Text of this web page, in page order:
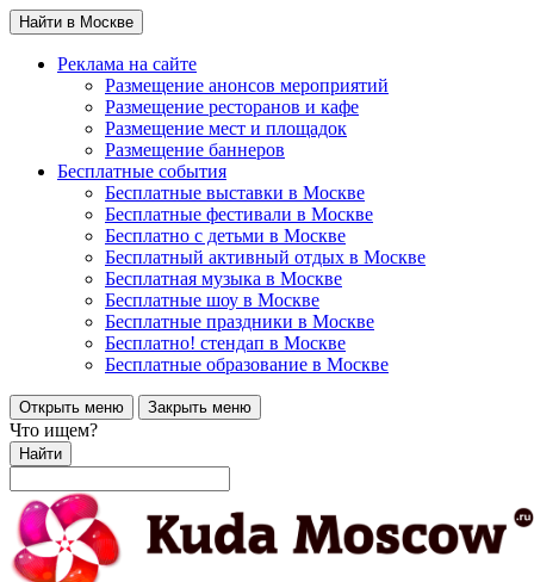
Найти в Москве
Реклама на сайте
Размещение анонсов мероприятий
Размещение ресторанов и кафе
Размещение мест и площадок
Размещение баннеров
Бесплатные события
Бесплатные выставки в Москве
Бесплатные фестивали в Москве
Бесплатно с детьми в Москве
Бесплатный активный отдых в Москве
Бесплатная музыка в Москве
Бесплатные шоу в Москве
Бесплатные праздники в Москве
Бесплатно! стендап в Москве
Бесплатные образование в Москве
Открыть меню Закрыть меню
Что ищем?
Найти